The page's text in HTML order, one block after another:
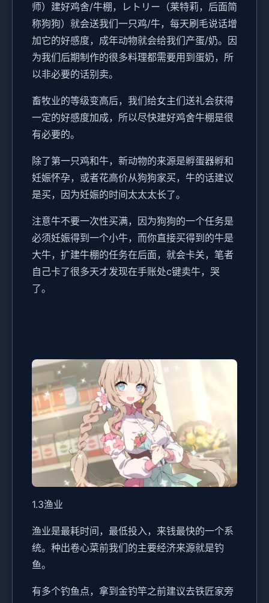
师）建好鸡舍/牛棚，レトリー（莱特莉，后面简
称狗狗）就会送我们一只鸡/牛，每天刷毛说话增
加它的好感度，成年动物就会给我们产蛋/奶。因
为我们后期制作的很多料理都需要用到蛋奶，所
以非必要的话别卖。
畜牧业的等级变高后，我们给女主们送礼会获得
一定的好感度加成，所以尽快建好鸡舍牛棚是很
有必要的。
除了第一只鸡和牛，新动物的来源是孵蛋器孵和
妊娠怀孕，或者花高价从狗狗家买，牛的话建议
是买，因为妊娠的时间太太太长了。
注意牛不要一次性买满，因为狗狗的一个任务是
必须妊娠得到一个小牛，而你直接买得到的牛是
大牛，扩建牛棚的任务在后面，就会卡关，笔者
自己卡了很多天才发现在手账处c键卖牛，哭
了。
1.3渔业
渔业是最耗时间，最低投入，来钱最快的一个系
统。种出卷心菜前我们的主要经济来源就是钓
鱼。
有多个钓鱼点，拿到金钓竿之前建议去铁匠家旁